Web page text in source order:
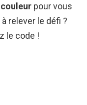
pour vous
relever le défi ?
le code !